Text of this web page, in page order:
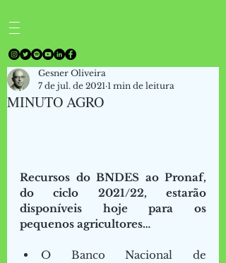
MINUTO AGRO
Gesner Oliveira
7 de jul. de 2021 1 min de leitura
Recursos do BNDES ao Pronaf,
do ciclo 2021/22, estarão
disponíveis hoje para os
pequenos agricultores…
O Banco Nacional de